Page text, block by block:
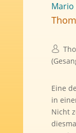
Eine
in
Nicht